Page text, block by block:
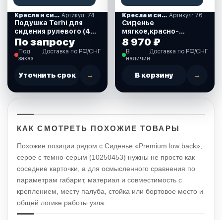
Кресла и сиденья Артикул: 74851
Подушка Terhi для
сидения рулевого (475
Open FC) 74851
По запросу
Под
заказ
Доставка по РФ/СНГ
Уточнить срок →
Кресла и сиденья Артикул: 76236GRC-MR
Сиденье
мягкое,красно-
угольный, Special
(76236GRC-MR)
8 970 ₽
В
наличии
Доставка по РФ/СНГ
В корзину →
КАК СМОТРЕТЬ ПОХОЖИЕ ТОВАРЫ
Похожие позиции рядом с Сиденье «Premium low back»,
серое с темно-серым (10250453) нужны не просто как
соседние карточки, а для осмысленного сравнения по
параметрам габарит, материал и совместимость с
креплением, месту палуба, стойка или бортовое место и
общей логике работы узла.